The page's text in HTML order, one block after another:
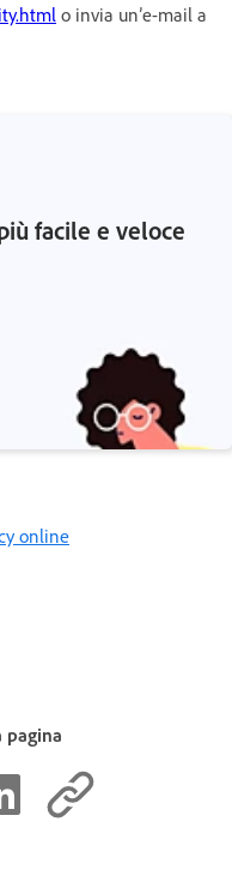
o invia un’e-mail a
facile e veloce
online
pagina